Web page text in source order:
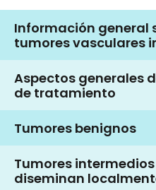
Información general
tumores vasculares
Aspectos generales
de tratamiento
Tumores benignos
Tumores
diseminan